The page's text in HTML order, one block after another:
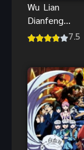
Wu Lian
Dianfeng
(Martial
7.5